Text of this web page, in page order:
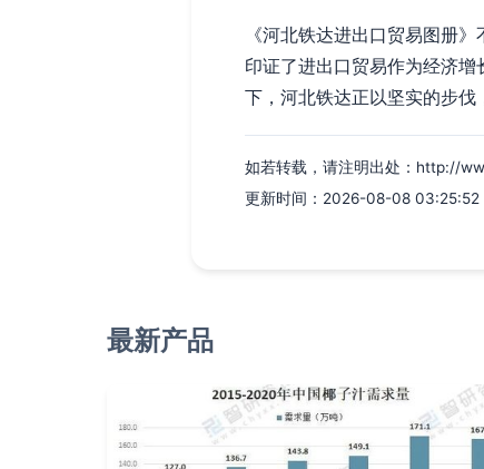
《河北铁达进出口贸易图册
印证了进出口贸易作为经济
下，河北铁达正以坚实的步伐
如若转载，请注明出处：http://
更新时间：2026-08-08 03:25:52
最新产品